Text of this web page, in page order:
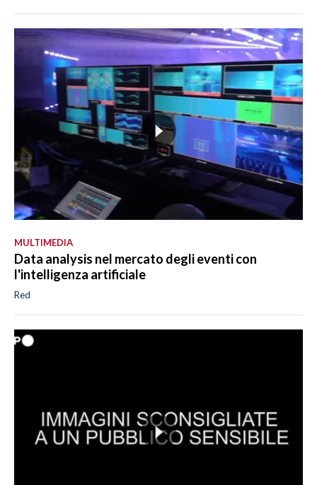
MULTIMEDIA
Data analysis nel mercato degli eventi con
l'intelligenza artificiale
Red